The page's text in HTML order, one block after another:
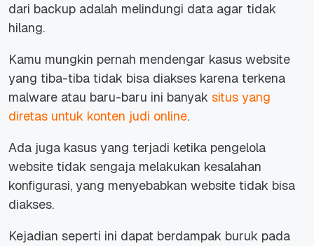
dari backup adalah melindungi data agar tidak
hilang.
Kamu mungkin pernah mendengar kasus website
yang tiba-tiba tidak bisa diakses karena terkena
malware atau baru-baru ini banyak situs yang
diretas untuk konten judi online.
Ada juga kasus yang terjadi ketika pengelola
website tidak sengaja melakukan kesalahan
konfigurasi, yang menyebabkan website tidak bisa
diakses.
Kejadian seperti ini dapat berdampak buruk pada